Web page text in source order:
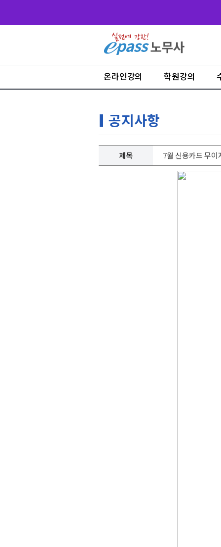
온라인강의 학원강의
공지사항
제목 7월 신용카드 무